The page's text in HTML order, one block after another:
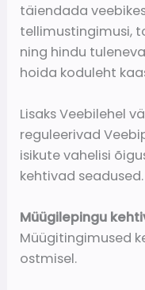
täiendada
tellimustingimusi,
ning hindu
hoida koduleht
Lisaks Veebilehel
reguleerivad
isikute vahelisi
kehtivad seadused.
Müügilepingu
Müügitingimused
ostmisel.